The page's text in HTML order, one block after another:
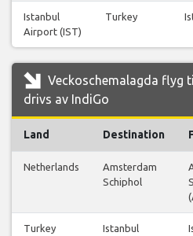
Istanbul
Airport (IST)
Turkey
Veckoschemalagda flyg
drivs av IndiGo
Land Destination
Netherlands
Amsterdam
Schiphol
Turkey Istanbul